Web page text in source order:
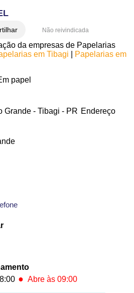
Não reivindicada
da empresas de Papelarias
em Tibagi
Papelarias em
papel
Grande - Tibagi - PR Endereço
● Abre às 09:00